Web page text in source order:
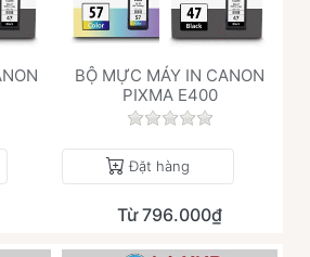
đánh giá nào cho sản phẩm này.
BỘ MỰC MÁY IN CANON
PIXMA E400
Chưa có đánh giá
Đặt hàng
Từ 796.000₫